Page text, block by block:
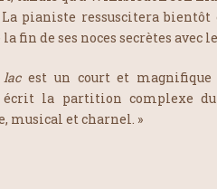
pianiste ressuscitera
fin de ses noces secrètes avec
lacest un court et magnifique
la partition complexe
musical et charnel. »